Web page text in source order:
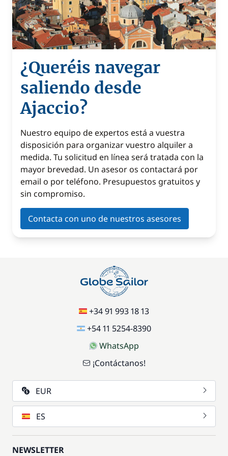
¿Queréis navegar
saliendo desde
Ajaccio?
Nuestro equipo de expertos está a vuestra
disposición para organizar vuestro alquiler a
medida. Tu solicitud en línea será tratada con la
mayor brevedad. Un asesor os contactará por
email o por teléfono. Presupuestos gratuitos y
sin compromiso.
Contacta con uno de nuestros asesores
+34 91 993 18 13
+54 11 5254-8390
WhatsApp
¡Contáctanos!
EUR
ES
NEWSLETTER